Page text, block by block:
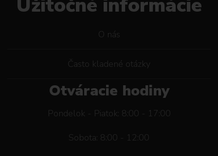
O nás
Často kladené otázky
Otváracie hodiny
Pondelok - Piatok: 8:00 - 17:00
Sobota: 8:00 - 12:00